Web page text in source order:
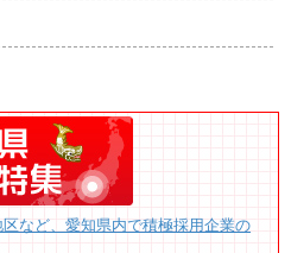
など、愛知県内で積極採用企業の